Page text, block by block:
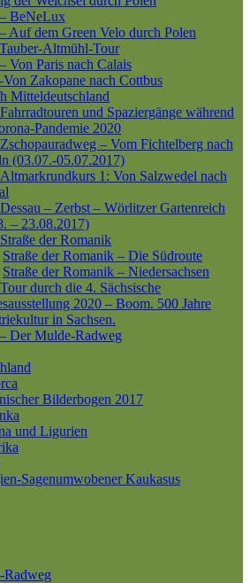
BeNeLux
Auf dem Green Velo durch Polen
Altmühl-Tour
Von Paris nach Calais
Von Zakopane nach Cottbus
Mitteldeutschland
und Spaziergänge während
Pandemie 2020
– Vom Fichtelberg nach
(03.07.-05.07.2017)
1: Von Salzwedel nach
– Zerbst – Wörlitzer Gartenreich
– 23.08.2017)
der Romanik
Straße der Romanik – Die Südroute
Straße der Romanik – Niedersachsen
durch die 4. Sächsische
2020 – Boom. 500 Jahre
in Sachsen.
Der Mulde-Radweg
Bilderbogen 2017
und Ligurien
Sagenumwobener Kaukasus
Radweg